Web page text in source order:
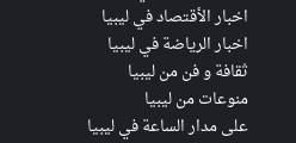
اخبار الأقتصاد في ليبيا
اخبار الرياضة في ليبيا
ثقافة و فن من ليبيا
منوعات من ليبيا
على مدار الساعة في ليبيا